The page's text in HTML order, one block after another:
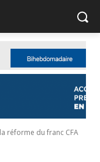
réforme du franc CFA